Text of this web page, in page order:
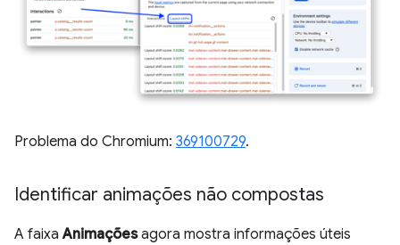
Problema do Chromium: 369100729.
Identificar animações não compostas
A faixaAnimaçõesagora mostra informações úteis